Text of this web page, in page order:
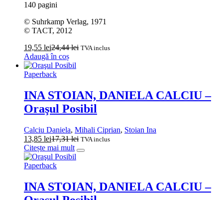
140 pagini
© Suhrkamp Verlag, 1971
© TACT, 2012
19,55 lei24,44lei TVA inclus
Adaugă în coș
Paperback
INA STOIAN, DANIELA CALCIU –
Oraşul Posibil
Calciu Daniela, Mihali Ciprian, Stoian Ina
13,85 lei17,31lei TVA inclus
Citește mai mult
Paperback
INA STOIAN, DANIELA CALCIU –